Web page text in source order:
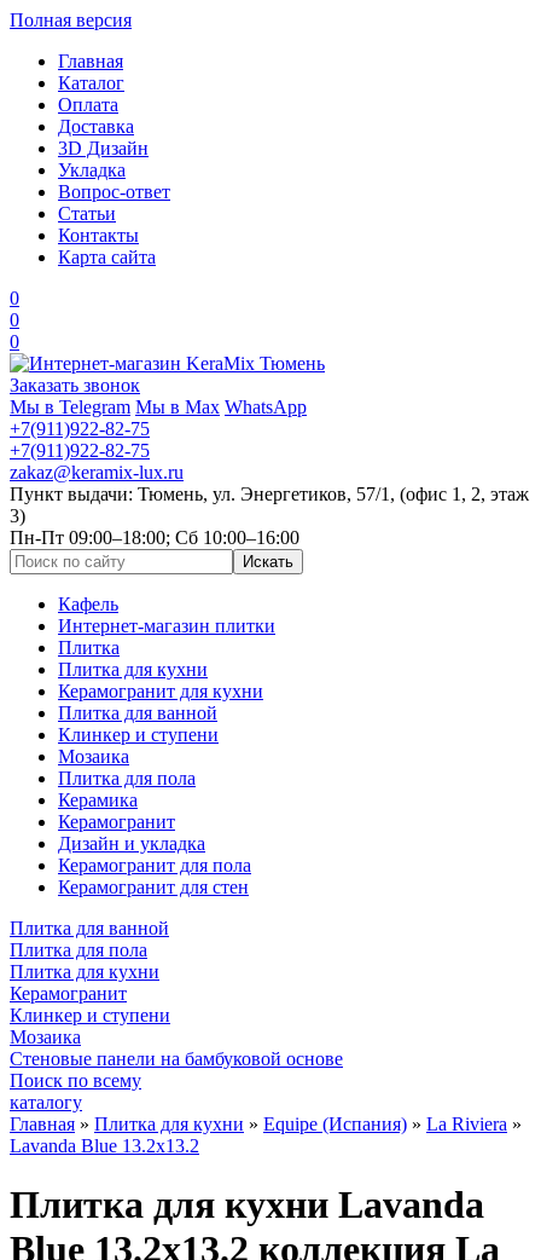
Полная версия
Главная
Каталог
Оплата
Доставка
3D Дизайн
Укладка
Вопрос-ответ
Статьи
Контакты
Карта сайта
0
0
0
Заказать звонок
Мы в Telegram Мы в Max WhatsApp
+7(911)922-82-75
+7(911)922-82-75
zakaz@keramix-lux.ru
Пункт выдачи: Тюмень, ул. Энергетиков, 57/1, (офис 1, 2, этаж
3)
Пн-Пт 09:00–18:00; Сб 10:00–16:00
Кафель
Интернет-магазин плитки
Плитка
Плитка для кухни
Керамогранит для кухни
Плитка для ванной
Клинкер и ступени
Мозаика
Плитка для пола
Керамика
Керамогранит
Дизайн и укладка
Керамогранит для пола
Керамогранит для стен
Плитка для ванной
Плитка для пола
Плитка для кухни
Керамогранит
Клинкер и ступени
Мозаика
Стеновые панели на бамбуковой основе
Поиск по всему
каталогу
Главная » Плитка для кухни » Equipe (Испания) » La Riviera »
Lavanda Blue 13.2x13.2
Плитка для кухни Lavanda
Blue 13.2x13.2 коллекция La